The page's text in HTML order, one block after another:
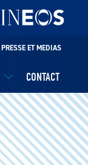
CONTACT
PRESSE ET MEDIAS